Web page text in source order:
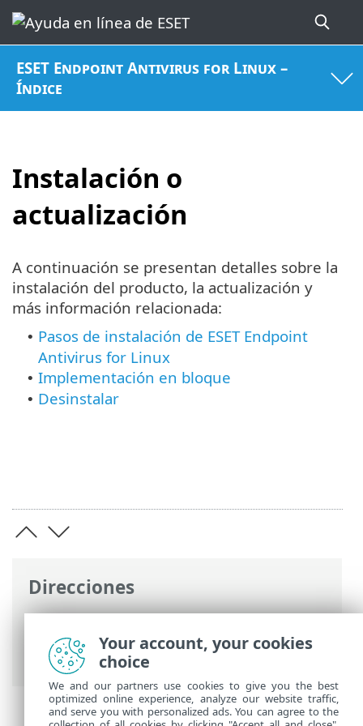
ESET Endpoint Antivirus for Linux –
Índice
Instalación o
actualización
Direcciones
Ayuda en línea de ESET>ESET Endpoint
Antivirus for Linux>Instalación o
actualización
A continuación se presentan detalles sobre la
instalación del producto, la actualización y
más información relacionada:
• Pasos de instalación de ESET Endpoint
Antivirus for Linux
• Implementación en bloque
• Desinstalar
Your account, your cookies
choice
We and our partners use cookies to give you the best
optimized online experience, analyze our website traffic,
and serve you with personalized ads. You can agree to the